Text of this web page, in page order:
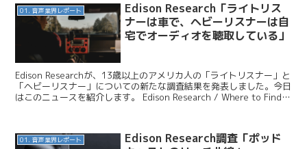
01. 音声業界レポート
Edison Research「ライトリス
ナーは車で、ヘビーリスナーは自
宅でオーディオを聴取している」
Edison Researchが、13歳以上のアメリカ人の「ライトリスナー」と
「ヘビーリスナー」についての新たな調査結果を発表しました。今日
はこのニュースを紹介します。 Edison Research / Where to Find
01. 音声業界レポート
Edison Research調査「ポッド